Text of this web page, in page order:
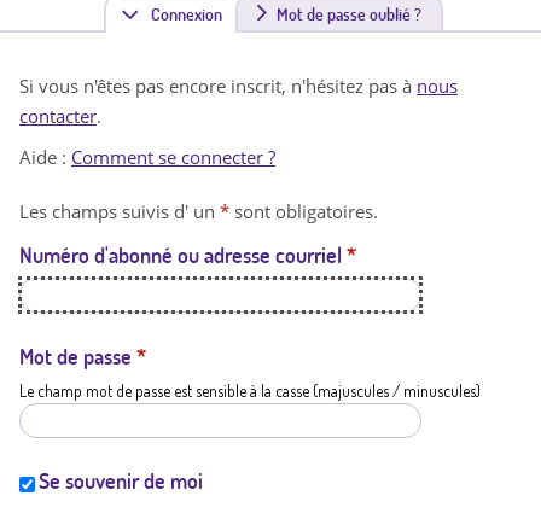
Connexion(
n
t
a
t
i
Mot de passe oublié ?
Si vous n'êtes pas encore inscrit, n'hésitez pas à nous
contacter.
Aide : Comment se connecter ?
Les champs suivis d' un * sont obligatoires.
Numéro d'abonné ou adresse courriel *
Mot de passe *
Le champ mot de passe est sensible à la casse (majuscules / minuscules)
Se souvenir de moi